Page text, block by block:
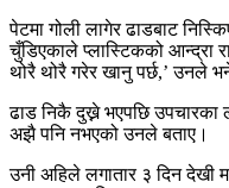
पेटमा गोली लागेर ढाडबाट
चुँडिएकाले प्लास्टिकको आन्द्रा
थोरै थोरै गरेर खानु पर्छ,’ उनले
ढाड निकै दुख्ने भएपछि उपचारका
अझै पनि नभएको उनले बताए।
उनी अहिले लगातार ३ दिन देखी